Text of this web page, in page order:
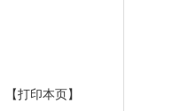
【打印本页】